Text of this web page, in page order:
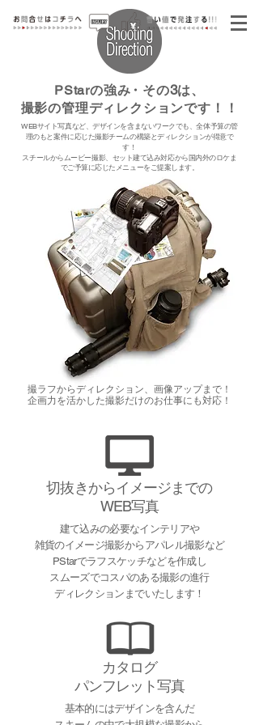
PStarの強み・ その3は、
撮影の管理ディレクションです！！
WEBサイト写真など、デザインを含まないワークでも、全体予算の管
理のもと案件に応じた撮影チームの構築とディレクションが得意で
す！
​スチールからムービー撮影、セット建て込み対応から国内外のロケま
でご予算に応じたメニューをご提案します。
撮ラフからディレクション、画像アップまで ！
企画力を活かした撮影だけのお仕事にも対応！
切抜きからイメージまでの
WEB写真
建て込みの必要なインテリアや
雑貨のイメージ撮影からアパレル撮影など
PStarでラフスケッチなどを作成し
スムーズでコスパのある撮影の進行
ディレクションまでいたします！
カタログ
パンフレット写真
基本的にはデザインを含んだ